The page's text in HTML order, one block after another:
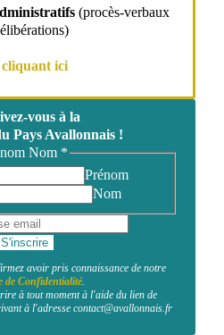
(procès-verbaux
ici
vous à la
Pays Avallonnais !
Nom *
Prénom
Nom
S'inscrire
avoir pris connaissance de notre
de Confidentialité.
à tout moment à l'aide du lien de
à l'adresse contact@avallonnais.fr